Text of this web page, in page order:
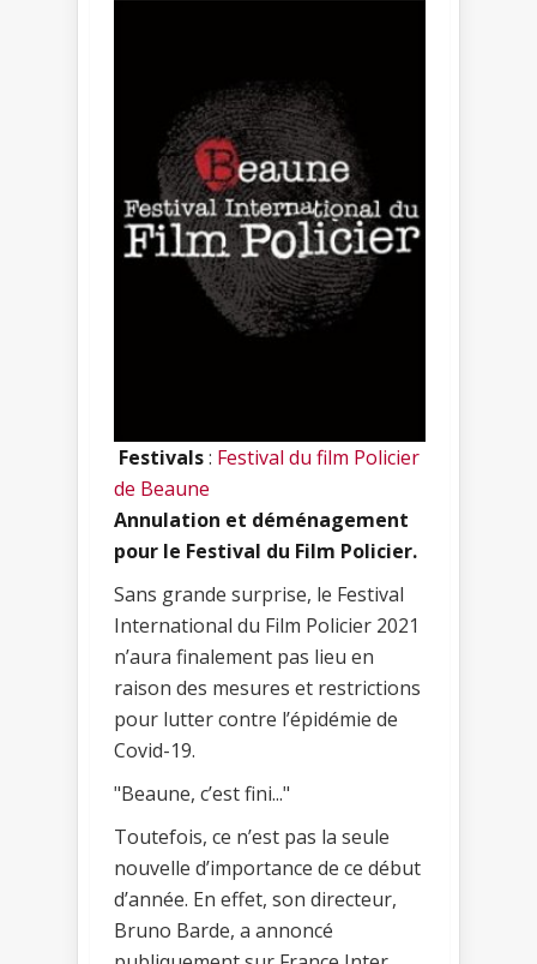
Festivals: Festival du film Policier
de Beaune
Annulation et déménagement
pour le Festival du Film Policier.
Sans grande surprise, le Festival
International du Film Policier 2021
n’aura finalement pas lieu en
raison des mesures et restrictions
pour lutter contre l’épidémie de
Covid-19.
"Beaune, c’est fini..."
Toutefois, ce n’est pas la seule
nouvelle d’importance de ce début
d’année. En effet, son directeur,
Bruno Barde, a annoncé